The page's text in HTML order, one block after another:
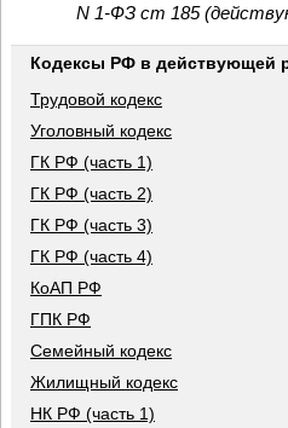
N 1-ФЗ ст 185
Кодексы РФ в действующей
Трудовой кодекс
Уголовный кодекс
ГК РФ (часть 1)
ГК РФ (часть 2)
ГК РФ (часть 3)
ГК РФ (часть 4)
КоАП РФ
ГПК РФ
Семейный кодекс
Жилищный кодекс
НК РФ (часть 1)